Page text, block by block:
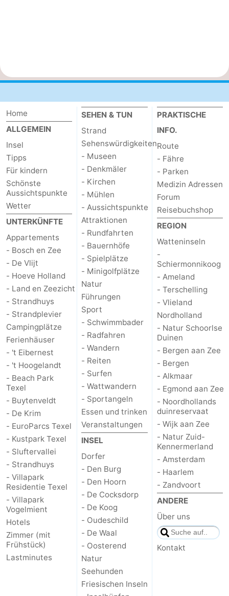
Home
ALLGEMEIN
Insel
Tipps
Für kindern
Schönste
Aussichtspunkte
Wetter
UNTERKÜNFTE
Appartements
- Bosch en Zee
- De Vlijt
- Hoeve Holland
- Land en Zeezicht
- Strandhuys
- Strandplevier
Campingplätze
Ferienhäuser
- 't Eibernest
- 't Hoogelandt
- Beach Park
Texel
- Buytenveldt
- De Krim
- EuroParcs Texel
- Kustpark Texel
- Sluftervallei
- Strandhuys
- Villapark
Residentie Texel
- Villapark
Vogelmient
Hotels
Zimmer (mit
Frühstück)
Lastminutes
SEHEN & TUN
Strand
Sehenswürdigkeiten
- Museen
- Denkmäler
- Kirchen
- Mühlen
- Aussichtspunkte
Attraktionen
- Rundfahrten
- Bauernhöfe
- Spielplätze
- Minigolfplätze
Natur
Führungen
Sport
- Schwimmbader
- Radfahren
- Wandern
- Reiten
- Surfen
- Wattwandern
- Sportangeln
Essen und trinken
Veranstaltungen
INSEL
Dorfer
- Den Burg
- Den Hoorn
- De Cocksdorp
- De Koog
- Oudeschild
- De Waal
- Oosterend
Natur
Seehunden
Friesischen Inseln
PRAKTISCHE
INFO.
Route
- Fähre
- Parken
Medizin Adressen
Forum
Reisebuchshop
REGION
Watteninseln
-
Schiermonnikoog
- Ameland
- Terschelling
- Vlieland
Nordholland
- Natur Schoorlse
Duinen
- Bergen aan Zee
- Bergen
- Alkmaar
- Egmond aan Zee
- Noordhollands
duinreservaat
- Wijk aan Zee
- Natur Zuid-
Kennermerland
- Amsterdam
- Haarlem
- Zandvoort
ANDERE
Über uns
Kontakt